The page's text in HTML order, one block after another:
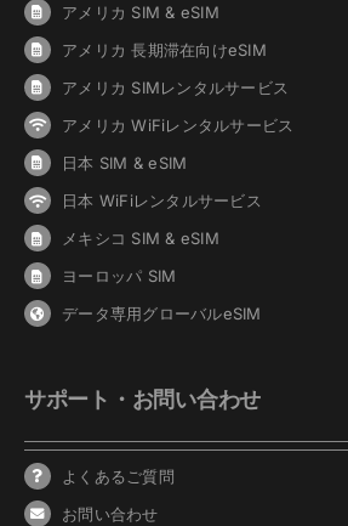
アメリカ SIM & eSIM
アメリカ 長期滞在向けeSIM
アメリカ SIMレンタルサービス
アメリカ WiFiレンタルサービス
日本 SIM & eSIM
日本 WiFiレンタルサービス
メキシコ SIM & eSIM
ヨーロッパ SIM
データ専用グローバルeSIM
サポート・お問い合わせ
よくあるご質問
お問い合わせ